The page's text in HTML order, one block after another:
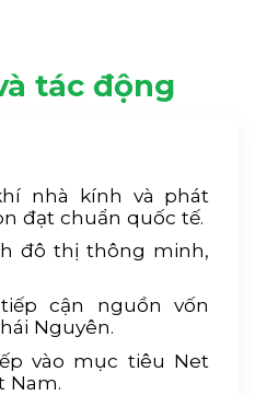
tác động
nhà kính và phát
đạt chuẩn quốc tế.
đô thị thông minh,
cận nguồn vốn
Nguyên.
vào mục tiêu Net
Nam.